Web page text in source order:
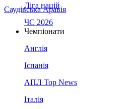
Саудівська Аравія
Ліга націй
ЧС 2026
Чемпіонати
Англія
Іспанія
АПЛ Top News
Італія